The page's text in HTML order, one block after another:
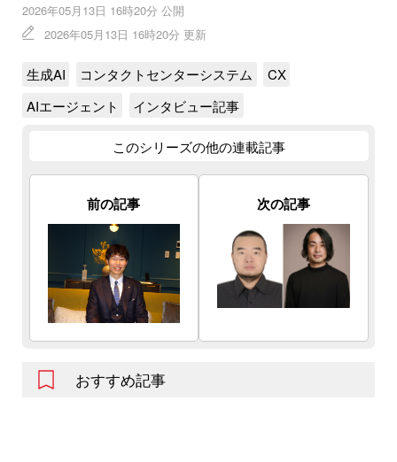
2026年05月13日 16時20分 公開
2026年05月13日 16時20分 更新
生成AI コンタクトセンターシステム
CX
AIエージェント
インタビュー記事
このシリーズの他の連載記事
前の記事 次の記事
おすすめ記事